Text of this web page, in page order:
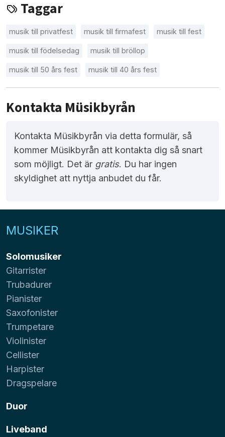
Taggar
musik till privatfest musik till firmafest musik till fest
musik till födelsedag musik till bröllop
musik till 50 års fest musik till 40 års fest
Kontakta Müsikbyrån
Kontakta Müsikbyrån via detta formulär, så
kommer Müsikbyrån att kontakta dig så snart
som möjligt. Det är gratis. Du har ingen
skyldighet att nyttja anbudet du får.
MUSIKER
Solomusiker
Gitarrister
Trubadurer
Pianister
Saxofonister
Trumpetare
Violinister
Cellister
Harpister
Dragspelare
Duor
Liveband